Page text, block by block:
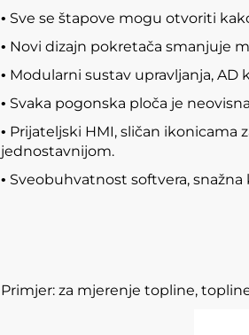
• Sve se štapove mogu otvoriti
• Novi dizajn pokretača smanjuje
• Modularni sustav upravljanja,
• Svaka pogonska ploča je
• Prijateljski HMI, sličan
jednostavnijom.
• Sveobuhvatnost softvera,
Primjer: za mjerenje topline,